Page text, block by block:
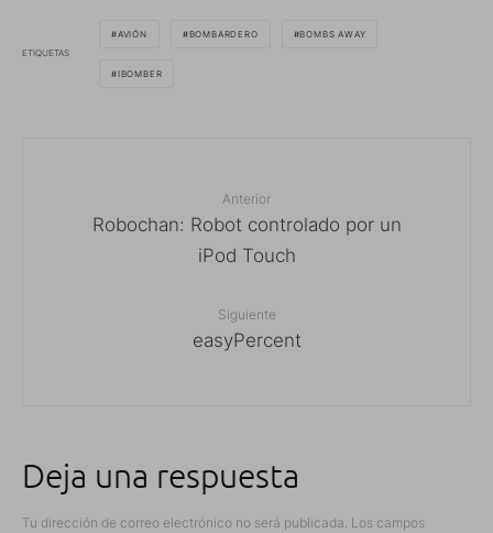
ETIQUETAS
AVIÓN BOMBARDERO BOMBS AWAY
IBOMBER
Anterior
Robochan: Robot controlado por un
iPod Touch
Siguiente
easyPercent
Deja una respuesta
Tu dirección de correo electrónico no será publicada. Los campos